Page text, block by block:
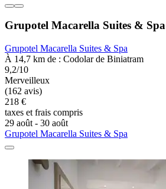
Grupotel Macarella Suites & Spa
Grupotel Macarella Suites & Spa
À 14,7 km de : Codolar de Biniatram
9,2/10
Merveilleux
(162 avis)
218 €
taxes et frais compris
29 août - 30 août
Grupotel Macarella Suites & Spa